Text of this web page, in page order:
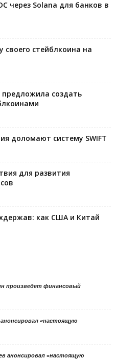
через Solana для банков в
стейблкоина на
создать
доломают систему SWIFT
для развития
как США и Китай
произведет финансовый
«настоящую
анонсировал «настоящую